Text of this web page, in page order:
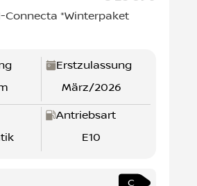
Connecta *Winterpaket
Erstzulassung
März/2026
Antriebsart
E10
C